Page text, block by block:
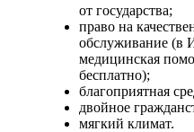
от государства;
право на
обслуживание (в
медицинская
бесплатно);
благоприятная
двойное
мягкий климат.